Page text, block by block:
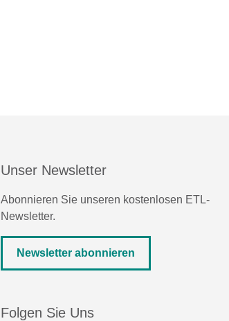
Unser Newsletter
Abonnieren Sie unseren kostenlosen ETL-
Newsletter.
Newsletter abonnieren
Folgen Sie Uns